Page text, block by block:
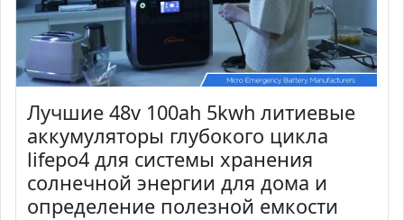
Лучшие 48v 100ah 5kwh литиевые
аккумуляторы глубокого цикла
lifepo4 для системы хранения
солнечной энергии для дома и
определение полезной емкости